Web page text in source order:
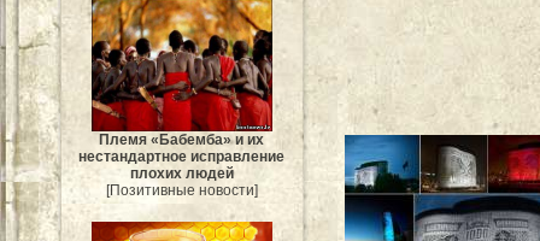
Племя «Бабемба» и их
нестандартное исправление
плохих людей
[Позитивные новости]